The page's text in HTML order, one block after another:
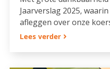
Jaarverslag 2025,
afleggen over onze
Lees verder